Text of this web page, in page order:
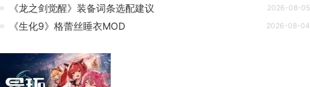
《龙之剑觉醒》装备词条选配建议 2026-08-05
《生化9》格蕾丝睡衣MOD 2026-08-04